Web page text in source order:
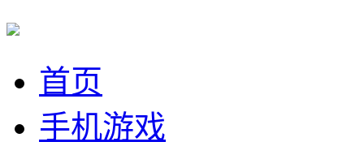
首页
手机游戏